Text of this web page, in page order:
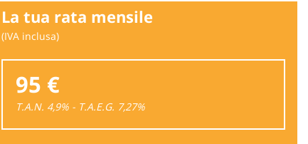
La tua rata mensile
(IVA inclusa)
95 €
T.A.N. 4,9% - T.A.E.G. 7,27%